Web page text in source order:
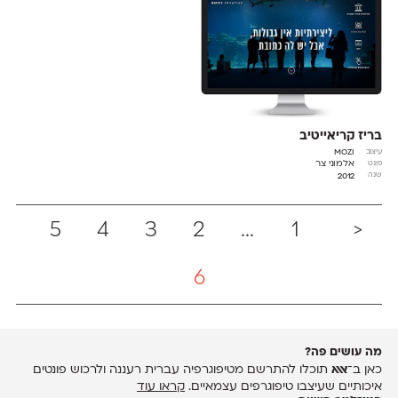
בריז קריאייטיב
עיצוב Mozi
פונט אלמוני צר
שנה 2012
1 <
...
2
3
4
5
6
מה עושים פה?
כאן ב־אאאתוכלו להתרשם מטיפוגרפיה עברית רעננה ולרכוש פונטים
איכותיים שעיצבו טיפוגרפים עצמאיים. קראו עוד